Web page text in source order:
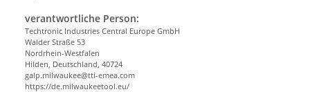
verantwortliche Person:
Techtronic Industries Central Europe GmbH
Walder Straße 53
Nordrhein-Westfalen
Hilden, Deutschland, 40724
galp.milwaukee@tti-emea.com
https://de.milwaukeetool.eu/